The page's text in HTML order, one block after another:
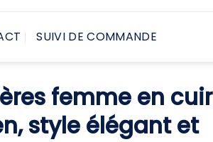
SUIVI DE COMMANDE
femme en cuir
style élégant et